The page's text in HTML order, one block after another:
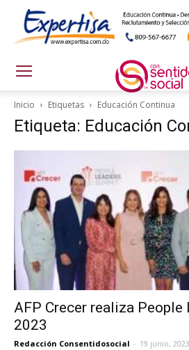
Inicio Etiquetas Educación Continua
Etiqueta: Educación
AFP Crecer realiza People
2023
Redacción Consentidosocial - 19 junio, 2023